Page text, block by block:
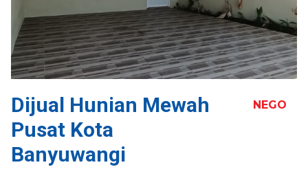
Dijual Hunian Mewah
Pusat Kota
Banyuwangi
NEGO